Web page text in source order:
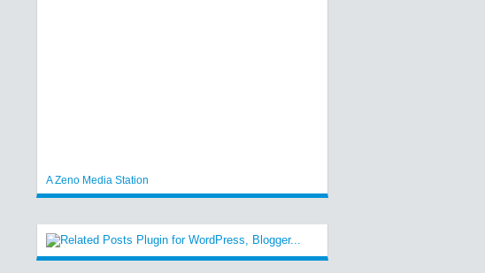
A Zeno Media Station